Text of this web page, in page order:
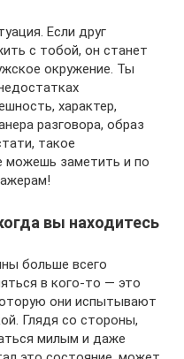
Если друг
с тобой, он станет
окружение. Ты
характер,
разговора, образ
такое
можешь заметить и по
вы находитесь
больше всего
в кого-то — это
они испытывают
Глядя со стороны,
милым и даже